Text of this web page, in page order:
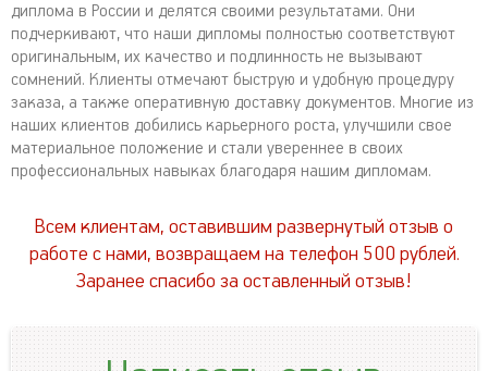
диплома в России и делятся своими результатами. Они
подчеркивают, что наши дипломы полностью соответствуют
оригинальным, их качество и подлинность не вызывают
сомнений. Клиенты отмечают быструю и удобную процедуру
заказа, а также оперативную доставку документов. Многие из
наших клиентов добились карьерного роста, улучшили свое
материальное положение и стали увереннее в своих
профессиональных навыках благодаря нашим дипломам.
Всем клиентам, оставившим развернутый отзыв о
работе с нами, возвращаем на телефон 500 рублей.
Заранее спасибо за оставленный отзыв!